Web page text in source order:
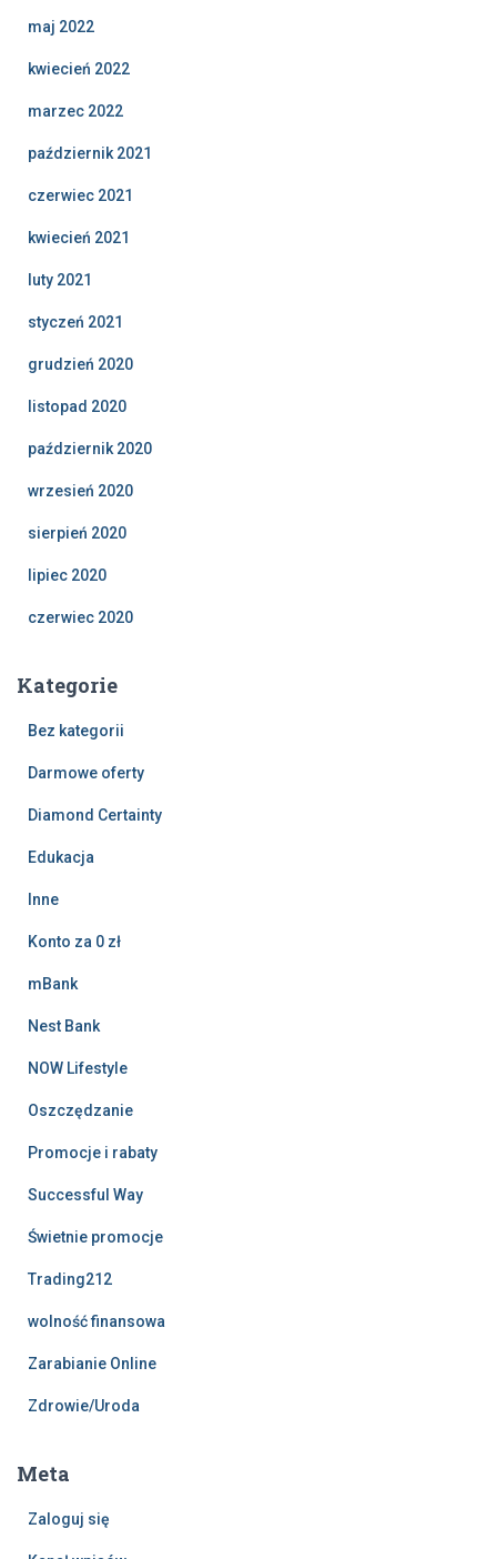
maj 2022
kwiecień 2022
marzec 2022
październik 2021
czerwiec 2021
kwiecień 2021
luty 2021
styczeń 2021
grudzień 2020
listopad 2020
październik 2020
wrzesień 2020
sierpień 2020
lipiec 2020
czerwiec 2020
Kategorie
Bez kategorii
Darmowe oferty
Diamond Certainty
Edukacja
Inne
Konto za 0 zł
mBank
Nest Bank
NOW Lifestyle
Oszczędzanie
Promocje i rabaty
Successful Way
Świetnie promocje
Trading212
wolność finansowa
Zarabianie Online
Zdrowie/Uroda
Meta
Zaloguj się